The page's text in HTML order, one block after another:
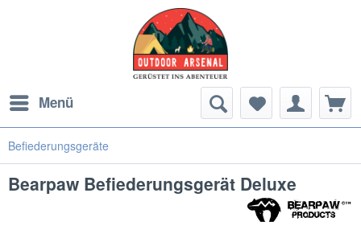
Menü
Befiederungsgeräte
Bearpaw Befiederungsgerät Deluxe